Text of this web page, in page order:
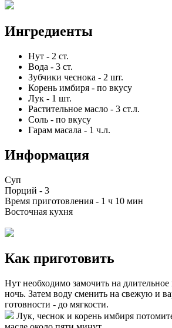
Ингредиенты
Нут - 2 ст.
Вода - 3 ст.
Зубчики чеснока - 2 шт.
Корень имбиря - по вкусу
Лук - 1 шт.
Растительное масло - 3 ст.л.
Соль - по вкусу
Гарам масала - 1 ч.л.
Информация
Суп
Порций - 3
Время приготовления - 1 ч 10 мин
Восточная кухня
Как приготовить
Нут необходимо замочить на
ночь. Затем воду сменить на свежую и
готовности - до мягкости.
Лук, чеснок и корень имбиря